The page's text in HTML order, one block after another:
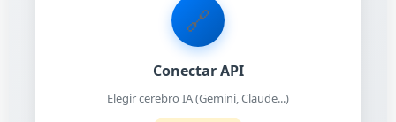
🔗
Conectar API
Elegir cerebro IA (Gemini, Claude...)